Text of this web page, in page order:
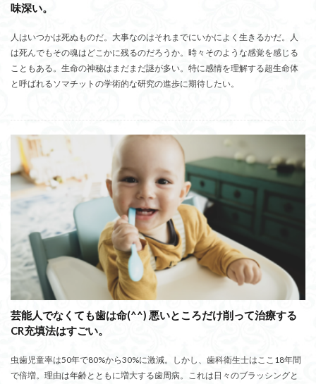
味深い。
人はいつかは死ぬものだ。大事なのはそれまでにいかによく生きるかだ。人
は死んでもその魂はどこかに残るのだろうか。時々そのような感覚を感じる
こともある。生命の神秘はまだまだ謎が多い。特に感情を理解する超生命体
と呼ばれるソマチットの学術的な研究の進歩に期待したい。
芸能人でなくても歯は命(^^) 悪いところだけ削って治療する
CR充填法はすごい。
虫歯児童率は50年で80%から30%に激減。しかし、歯科衛生士はここ18年間
で倍増。理由は年齢とともに増大する歯周病。これは日々のブラッシングと